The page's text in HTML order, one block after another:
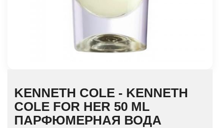
KENNETH COLE - KENNETH
COLE FOR HER 50 ML
ПАРФЮМЕРНАЯ ВОДА